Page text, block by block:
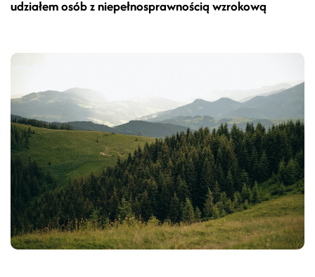
udziałem osób z niepełnosprawnością wzrokową